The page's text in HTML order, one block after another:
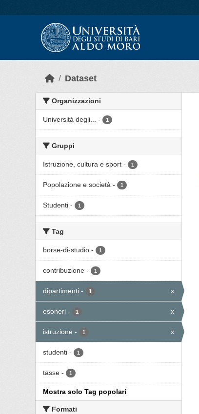
Dataset
Organizzazioni
Università degli... - 1
Gruppi
Istruzione, cultura e sport - 1
Popolazione e società - 1
Studenti - 1
Tag
borse-di-studio - 1
contribuzione - 1
dipartimenti - 1 x
esoneri - 1 x
istruzione - 1 x
studenti - 1
tasse - 1
Mostra solo Tag popolari
Formati